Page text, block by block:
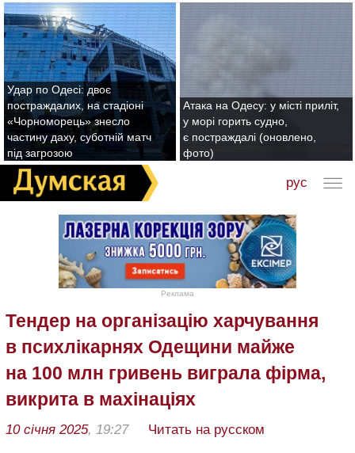
Удар по Одесі: двоє
постраждалих, на стадіоні
«Чорноморець» знесло
частину даху, суботній матч
під загрозою
Атака на Одесу: у місті приліт,
у морі горить судно,
є постраждалі (оновлено,
фото)
рус
Реклама
Тендер на організацію харчування
в психлікарнях Одещини майже
на 100 млн гривень виграла фірма,
викрита в махінаціях
10 січня 2025, 19:27 Читать на русском